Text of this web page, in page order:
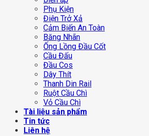
Phụ Kiện
Điện Trở Xả
Cảm Biến An Toàn
Băng Nhãn
Ống Lồng Đầu Cốt
Cầu Đấu
Đầu Cos
Dây Thít
Thanh Din Rail
Ruột Cầu Chì
Vỏ Cầu Chì
Tài liệu sản phẩm
Tin tức
Liên hệ